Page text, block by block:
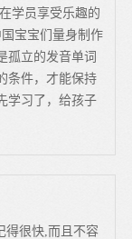
学员享受乐趣的
宝宝们量身制作
孤立的发音单词
条件，才能保持
学习了，给孩子
得很快,而且不容